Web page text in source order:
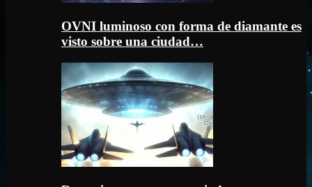
OVNI luminoso con forma de diamante es
visto sobre una ciudad…